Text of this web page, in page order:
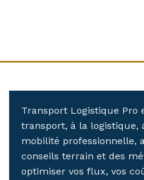
Transport Logistique Pro
transport, à la logistique,
mobilité professionnelle,
conseils terrain et des
optimiser vos flux, vos